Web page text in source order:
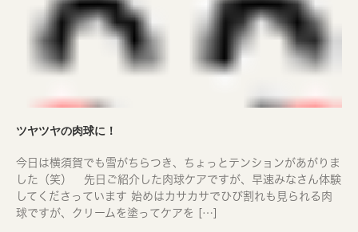
ツヤツヤの肉球に！
今日は横須賀でも雪がちらつき、ちょっとテンションがあがりま
した（笑） 先日ご紹介した肉球ケアですが、早速みなさん体験
してくださっています 始めはカサカサでひび割れも見られる肉
球ですが、クリームを塗ってケアを […]